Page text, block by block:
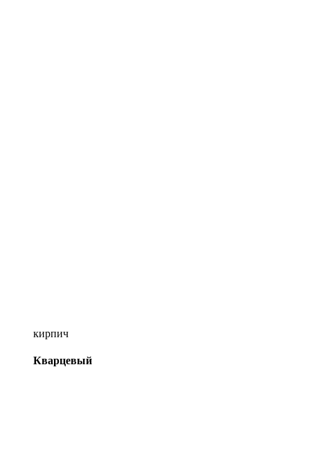
кирпич
Кварцевый